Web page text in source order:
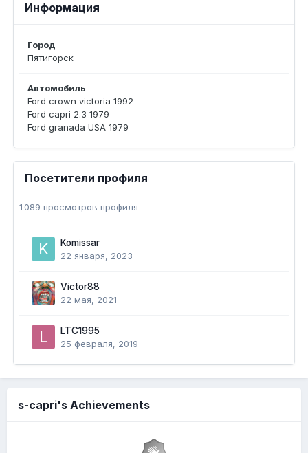
Информация
Город
Пятигорск
Автомобиль
Ford crown victoria 1992
Ford capri 2.3 1979
Ford granada USA 1979
Посетители профиля
1 089 просмотров профиля
Komissar
22 января, 2023
Victor88
22 мая, 2021
LTC1995
25 февраля, 2019
s-capri's Achievements